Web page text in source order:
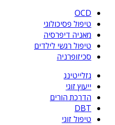
OCD
טיפול פסיכולוגי
מאניה דיפרסיה
טיפול רגשי לילדים
סכיזופרניה
גזלייטינג
ייעוץ זוגי
הדרכת הורים
DBT
טיפול זוגי